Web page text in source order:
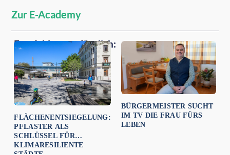
Zur E-Academy
Empfehlungen für dich:
FLÄCHENENTSIEGELUNG:
PFLASTER ALS
SCHLÜSSEL FÜR
KLIMARESILIENTE
BÜRGERMEISTER SUCHT
IM TV DIE FRAU FÜRS
LEBEN